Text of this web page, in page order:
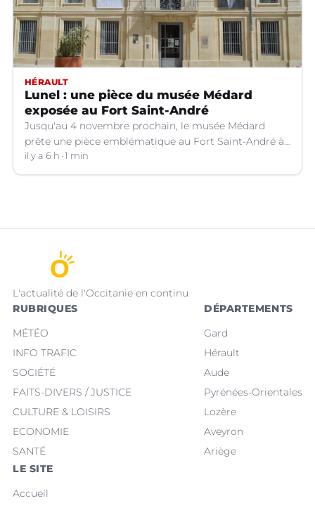
HÉRAULT
Lunel : une pièce du musée Médard
exposée au Fort Saint-André
Jusqu'au 4 novembre prochain, le musée Médard
prête une pièce emblématique au Fort Saint-André à
Villeneuve-lez-Avignon (Gard).
il y a 6 h 1 min
L'actualité de l'Occitanie en continu
RUBRIQUES
MÉTÉO
INFO TRAFIC
SOCIÉTÉ
FAITS-DIVERS / JUSTICE
CULTURE & LOISIRS
ECONOMIE
SANTÉ
DÉPARTEMENTS
Gard
Hérault
Aude
Pyrénées-Orientales
Lozère
Aveyron
Ariège
LE SITE
Accueil